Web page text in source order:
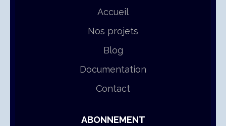
Accueil
Nos projets
Blog
Documentation
Contact
ABONNEMENT